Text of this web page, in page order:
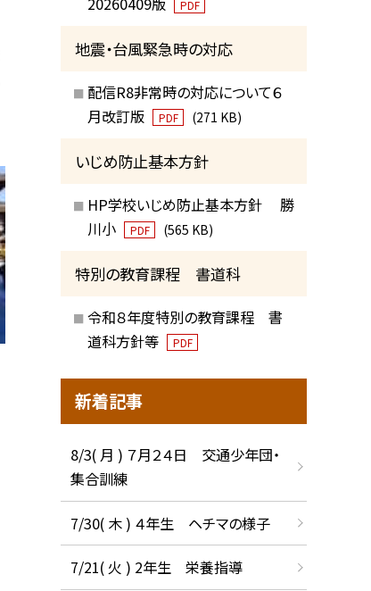
PDF
地震・台風緊急時の対応
配信R8非常時の対応について６
月改訂版
PDF (271 KB)
いじめ防止基本方針
HP学校いじめ防止基本方針 勝
川小
PDF (565 KB)
特別の教育課程 書道科
令和８年度特別の教育課程 書
道科方針等
PDF
新着記事
8/3( 月 ) ７月２４日 交通少年団・
集合訓練
7/30( 木 ) ４年生 ヘチマの様子
7/21( 火 ) 2年生 栄養指導